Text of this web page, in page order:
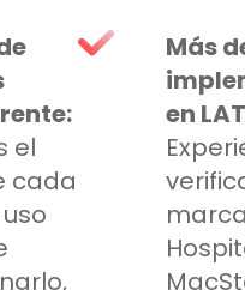
el
cada
Más
en